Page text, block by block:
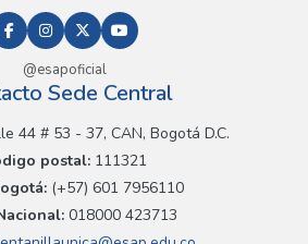
@esapoficial
Sede Central
44 # 53 - 37, CAN, Bogotá D.C.
postal: 111321
(+57) 601 7956110
018000 423713